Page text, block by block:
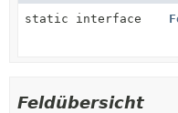
static interface
Feldübersicht